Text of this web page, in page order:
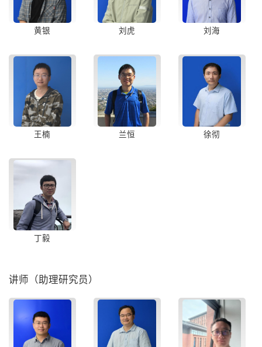
黄银 刘虎 刘海
王楠 兰恒 徐彻
丁毅
讲师（助理研究员）